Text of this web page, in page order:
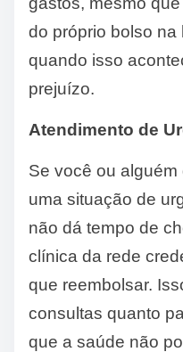
do próprio bolso na
quando isso
prejuízo.
Atendimento de
Se você ou
uma situação de
não dá tempo de
clínica da rede
que reembolsar.
consultas quanto
que a saúde não